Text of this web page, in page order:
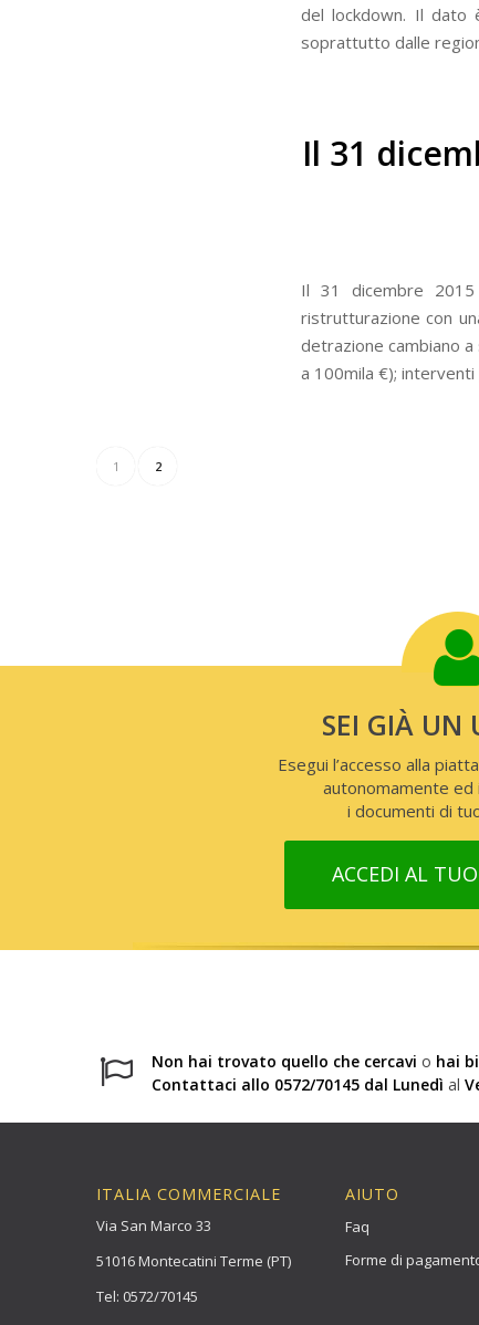
del lockdown. Il dato
soprattutto dalle
Il 31
Il 31 dicembre
ristrutturazione con
detrazione cambiano
a 100mila €);
1 2
SEI GIÀ UN
Esegui l’accesso alla
autonomamente ed
i documenti di
ACCEDI AL
Non hai trovato quello che cercavi o hai
Contattaci allo 0572/70145 dal Lunedì al
ITALIA COMMERCIALE
Via San Marco 33
51016 Montecatini Terme (PT)
Tel: 0572/70145
AIUTO
Faq
Forme di